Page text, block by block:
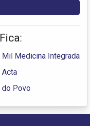
Mil Medicina Integrada
Acta
do Povo